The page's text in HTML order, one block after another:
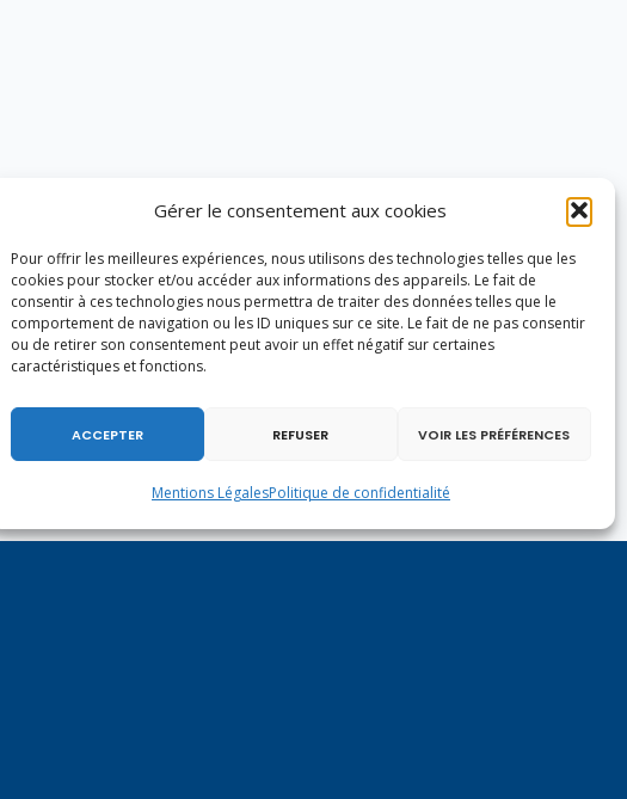
Gérer le consentement aux cookies
Pour offrir les meilleures expériences, nous utilisons des technologies telles que les
cookies pour stocker et/ou accéder aux informations des appareils. Le fait de
consentir à ces technologies nous permettra de traiter des données telles que le
comportement de navigation ou les ID uniques sur ce site. Le fait de ne pas consentir
ou de retirer son consentement peut avoir un effet négatif sur certaines
caractéristiques et fonctions.
ACCEPTER REFUSER VOIR LES PRÉFÉRENCES
Mentions LégalesPolitique de confidentialité